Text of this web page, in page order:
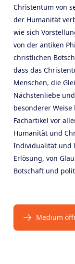
Christentum von
der Humanität
wie sich
von der antiken
christlichen
dass das
Menschen, die
Nächstenliebe
besonderer
Fachartikel vor
Humanität und
Individualität und
Erlösung, von
Botschaft und
Medium